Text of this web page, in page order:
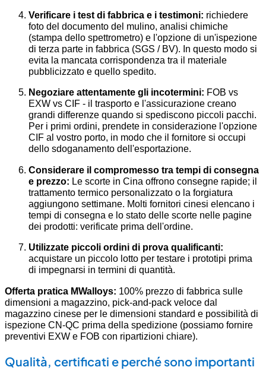
Verificare i test di fabbrica e i testimoni: richiedere
foto del documento del mulino, analisi chimiche
(stampa dello spettrometro) e l'opzione di un'ispezione
di terza parte in fabbrica (SGS / BV). In questo modo si
evita la mancata corrispondenza tra il materiale
pubblicizzato e quello spedito.
Negoziare attentamente gli incotermini: FOB vs
EXW vs CIF - il trasporto e l'assicurazione creano
grandi differenze quando si spediscono piccoli pacchi.
Per i primi ordini, prendete in considerazione l'opzione
CIF al vostro porto, in modo che il fornitore si occupi
dello sdoganamento dell'esportazione.
Considerare il compromesso tra tempi di consegna
e prezzo: Le scorte in Cina offrono consegne rapide; il
trattamento termico personalizzato o la forgiatura
aggiungono settimane. Molti fornitori cinesi elencano i
tempi di consegna e lo stato delle scorte nelle pagine
dei prodotti: verificate prima dell'ordine.
Utilizzate piccoli ordini di prova qualificanti:
acquistare un piccolo lotto per testare i prototipi prima
di impegnarsi in termini di quantità.
Offerta pratica MWalloys: 100% prezzo di fabbrica sulle
dimensioni a magazzino, pick-and-pack veloce dal
magazzino cinese per le dimensioni standard e possibilità di
ispezione CN-QC prima della spedizione (possiamo fornire
preventivi EXW e FOB con ripartizioni chiare).
Qualità, certificati e perché sono importanti